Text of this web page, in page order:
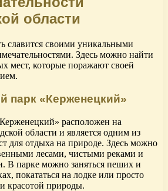
области
славится своими уникальными
Здесь можно найти
мест, которые поражают своей
парк «Керженецкий»
расположен на
области и является одним из
для отдыха на природе. Здесь можно
лесами, чистыми реками и
В парке можно заняться пеших и
покататься на лодке или просто
красотой природы.